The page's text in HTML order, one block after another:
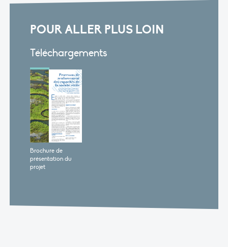
POUR ALLER PLUS LOIN
Téléchargements
Brochure de
présentation du
projet